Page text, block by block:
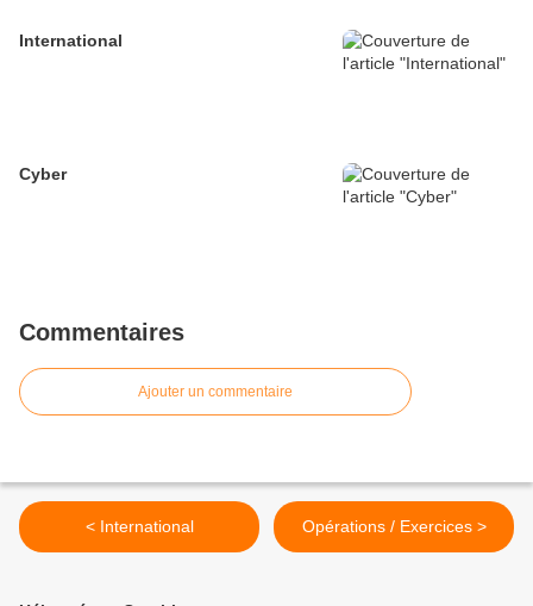
International
Cyber
Commentaires
Ajouter un commentaire
< International Opérations / Exercices >